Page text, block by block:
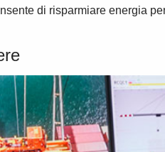
di risparmiare energia